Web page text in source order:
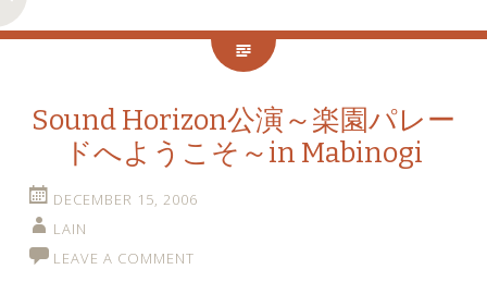
Sound Horizon公演～楽園パレー
ドへようこそ～in Mabinogi
DECEMBER 15, 2006
LAIN
LEAVE A COMMENT